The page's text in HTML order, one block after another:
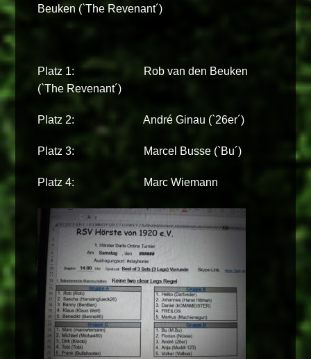
Beuken (`The Revenant´)
Platz 1: Rob van den Beuken
(`The Revenant´)
Platz 2: André Ginau (`26er´)
Platz 3: Marcel Busse (`Bu´)
Platz 4: Marc Wiemann